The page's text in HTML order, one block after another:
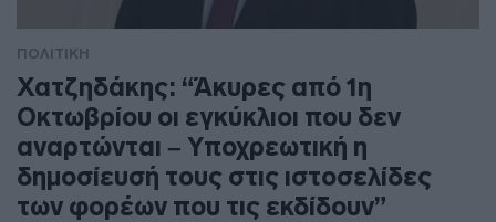
ΠΟΛΙΤΙΚΗ
Χατζηδάκης: “Άκυρες από 1η
Οκτωβρίου οι εγκύκλιοι που δεν
αναρτώνται – Υποχρεωτική η
δημοσίευσή τους στις ιστοσελίδες
των φορέων που τις εκδίδουν”